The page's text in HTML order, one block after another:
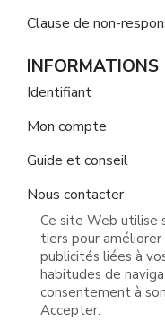
Clause de non-
INFORMATIONS
Identifiant
Mon compte
Guide et conseil
Nous contacter
Ce site Web utilise
tiers pour
publicités liées à
habitudes de
consentement à
Accepter.